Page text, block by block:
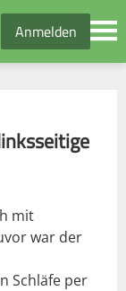
Anmelden
mit
war der
Schläfe per